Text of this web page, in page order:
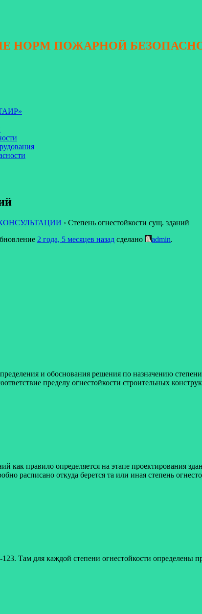
НОРМ ПОЖАРНОЙ
› Степень огнестойкости сущ. зданий
2 года, 5 месяцев назад сделано admin.
и обоснования решения по назначению
пределу огнестойкости строительных
как правило определяется на этапе проектирования
расписано откуда берется та или иная степень
Там для каждой степени огнестойкости определены